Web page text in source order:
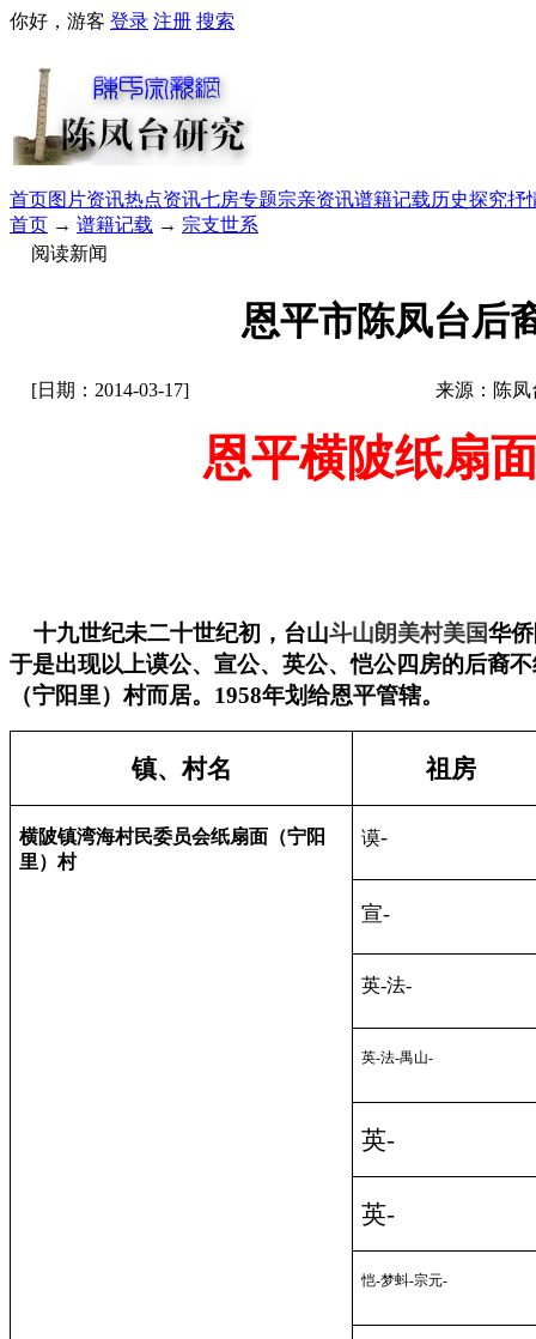
你好，游客 登录 注册 搜索
首页图片资讯热点资讯七房专题宗亲资讯谱籍记载历史探究抒
首页 → 谱籍记载 → 宗支世系
阅读新闻
恩平市陈凤台后
[日期：2014-03-17] 来源：陈
恩平横陂纸扇
十九世纪未二十世纪初，台山斗山朗美村美国华
于是出现以上谟公、宣公、英公、恺公四房的后裔
（宁阳里）村而居。 1958年划给恩平管辖。
镇、村名 祖房
横陂镇湾海村民委员会纸扇面（宁阳
里）村
谟-
宣-
英-法-
英-法-禺山-
英-
英-
恺-梦蚪-宗元-